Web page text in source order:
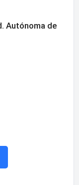
Autónoma de